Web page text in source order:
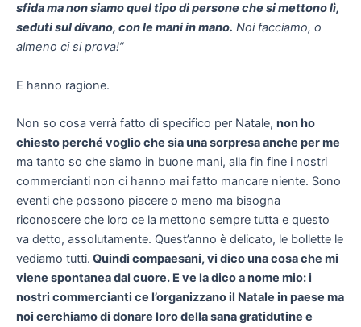
sfida ma non siamo quel tipo di persone che si mettono lì,
seduti sul divano, con le mani in mano. Noi facciamo, o
almeno ci si prova!”
E hanno ragione.
Non so cosa verrà fatto di specifico per Natale, non ho
chiesto perché voglio che sia una sorpresa anche per me
ma tanto so che siamo in buone mani, alla fin fine i nostri
commercianti non ci hanno mai fatto mancare niente. Sono
eventi che possono piacere o meno ma bisogna
riconoscere che loro ce la mettono sempre tutta e questo
va detto, assolutamente. Quest’anno è delicato, le bollette le
vediamo tutti. Quindi compaesani, vi dico una cosa che mi
viene spontanea dal cuore. E ve la dico a nome mio: i
nostri commercianti ce l’organizzano il Natale in paese ma
noi cerchiamo di donare loro della sana gratidutine e